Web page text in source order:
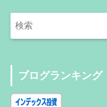
ブログランキング